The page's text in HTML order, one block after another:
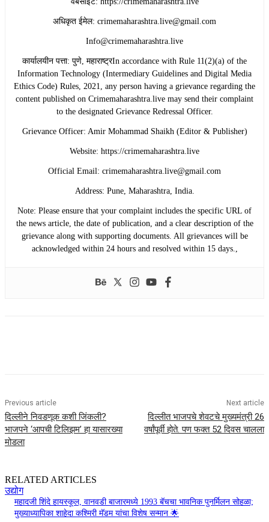
​अधिकृत ईमेल: crimemaharashtra.live@gmail.com
Info@crimemaharashtra.live
​कार्यालयीन पत्ता: पुणे, महाराष्ट्रIn accordance with Rule 11(2)(a) of the
Information Technology (Intermediary Guidelines and Digital Media
Ethics Code) Rules, 2021, any person having a grievance regarding the
content published on Crimemaharashtra.live may send their complaint
to the designated Grievance Redressal Officer.
​Grievance Officer: Amir Mohammad Shaikh (Editor & Publisher)
​Website: https://crimemaharashtra.live
​Official Email: crimemaharashtra.live@gmail.com
​Address: Pune, Maharashtra, India.
​Note: Please ensure that your complaint includes the specific URL of
the news article, the date of publication, and a clear description of the
grievance along with supporting documents. All grievances will be
acknowledged within 24 hours and resolved within 15 days.,
Previous article
दिल्लीने निवडणूक कशी जिंकली?
भाजपने ‘आपची टिलिझम’ हा यासारख्या
मोडला
Next article
दिल्लीत भाजपचे शेवटचे मुख्यमंत्री 26
वर्षांपूर्वी होते. पण फक्त 52 दिवस चालला
RELATED ARTICLES
उद्योग
महादजी शिंदे हायस्कूल, वानवडी बाजारमध्ये 1993 बॅचचा भावनिक पुनर्मिलन सोहळा;
मुख्याध्यापिका शाहेदा कश्मिरी मॅडम यांचा विशेष सन्मान 🌟